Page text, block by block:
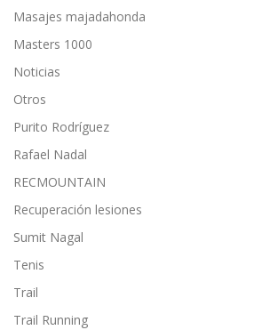
Masajes majadahonda
Masters 1000
Noticias
Otros
Purito Rodríguez
Rafael Nadal
RECMOUNTAIN
Recuperación lesiones
Sumit Nagal
Tenis
Trail
Trail Running